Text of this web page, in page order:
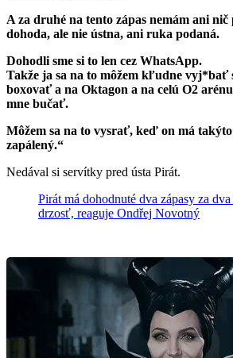
A za druhé na tento zápas nemám ani nič
dohoda, ale nie ústna, ani ruka podaná.
Dohodli sme si to len cez WhatsApp.
Takže ja sa na to môžem kľudne vyj*bať
boxovať a na Oktagon a na celú O2
mne bučať.
Môžem sa na to vysrať, keď on má
zapálený.“
Nedával si servítky pred ústa Pirát.
Pirát má dohodnuté dva zápasy za
drzosť, reaguje Ondřej Novotný